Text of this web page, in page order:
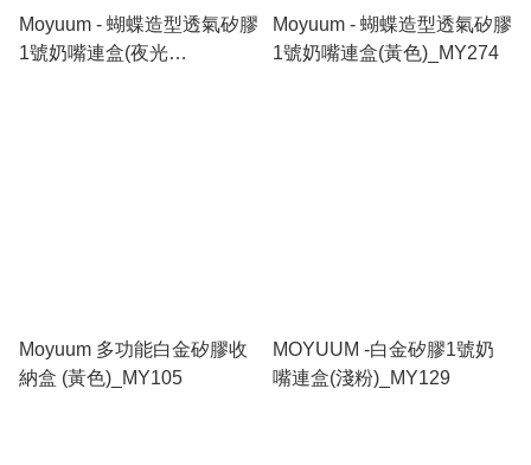
Moyuum - 蝴蝶造型透氣矽膠
1號奶嘴連盒(夜光
Moyuum - 蝴蝶造型透氣矽膠
1號奶嘴連盒(黃色)_MY274
Moyuum 多功能白金矽膠收
納盒 (黃色)_MY105
MOYUUM -白金矽膠1號奶
嘴連盒(淺粉)_MY129